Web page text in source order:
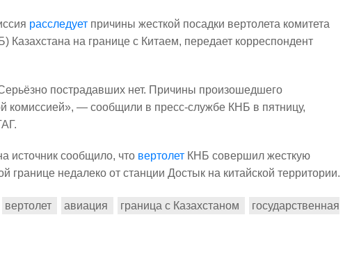
расследует причины жесткой посадки вертолета комитета
Казахстана на границе с Китаем, передает корреспондент
пострадавших нет. Причины произошедшего
комиссией», — сообщили в пресс-службе КНБ в пятницу,
источник сообщило, что вертолет КНБ совершил жесткую
границе недалеко от станции Достык на китайской территории.
вертолет авиация граница с Казахстаном
государственная